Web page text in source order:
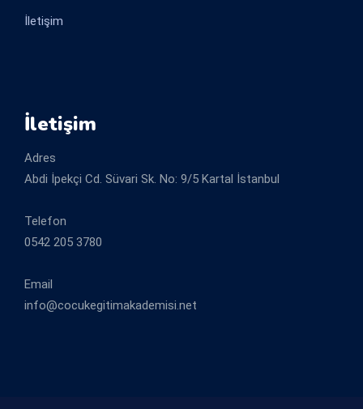
İletişim
İletişim
Adres
Abdi İpekçi Cd. Süvari Sk. No: 9/5 Kartal İstanbul
Telefon
0542 205 3780
Email
info@cocukegitimakademisi.net